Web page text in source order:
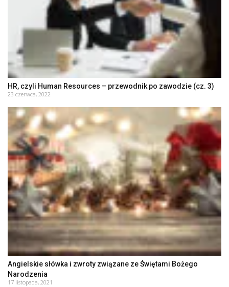
HR, czyli Human Resources – przewodnik po zawodzie (cz. 3)
23 czerwca, 2022
Angielskie słówka i zwroty związane ze Świętami Bożego
Narodzenia
17 listopada, 2021